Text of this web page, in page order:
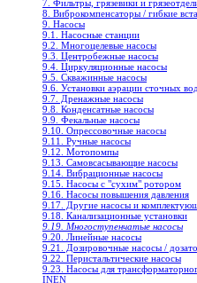
7. Фильтры, грязевики и
8. Виброкомпенсаторы / гибкие
9. Насосы
9.1. Насосные станции
9.2. Многоцелевые насосы
9.3. Центробежные насосы
9.4. Циркуляционные насосы
9.5. Скважинные насосы
9.6. Установки аэрации сточных вод
9.7. Дренажные насосы
9.8. Конденсатные насосы
9.9. Фекальные насосы
9.10. Опрессовочные насосы
9.11. Ручные насосы
9.12. Мотопомпы
9.13. Самовсасывающие насосы
9.14. Вибрационные насосы
9.15. Насосы с "сухим" ротором
9.16. Насосы повышения давления
9.17. Другие насосы и
9.18. Канализационные установки
9.19. Многоступенчатые насосы
9.20. Линейные насосы
9.21. Дозировочные насосы /
9.22. Перистальтические насосы
9.23. Насосы для
INEN